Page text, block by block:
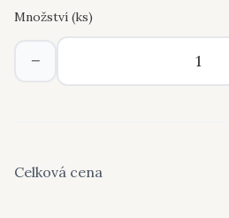
Množství (ks)
−
Celková cena